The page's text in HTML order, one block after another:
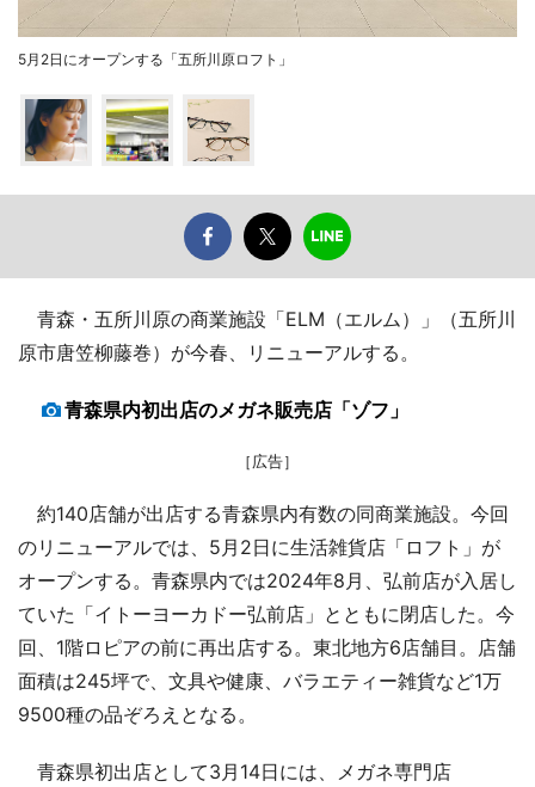
5月2日にオープンする「五所川原ロフト」
青森・五所川原の商業施設「ELM（エルム）」（五所川
原市唐笠柳藤巻）が今春、リニューアルする。
青森県内初出店のメガネ販売店「ゾフ」
［広告］
約140店舗が出店する青森県内有数の同商業施設。今回
のリニューアルでは、5月2日に生活雑貨店「ロフト」が
オープンする。青森県内では2024年8月、弘前店が入居し
ていた「イトーヨーカドー弘前店」とともに閉店した。今
回、1階ロピアの前に再出店する。東北地方6店舗目。店舗
面積は245坪で、文具や健康、バラエティー雑貨など1万
9500種の品ぞろえとなる。
青森県初出店として3月14日には、メガネ専門店